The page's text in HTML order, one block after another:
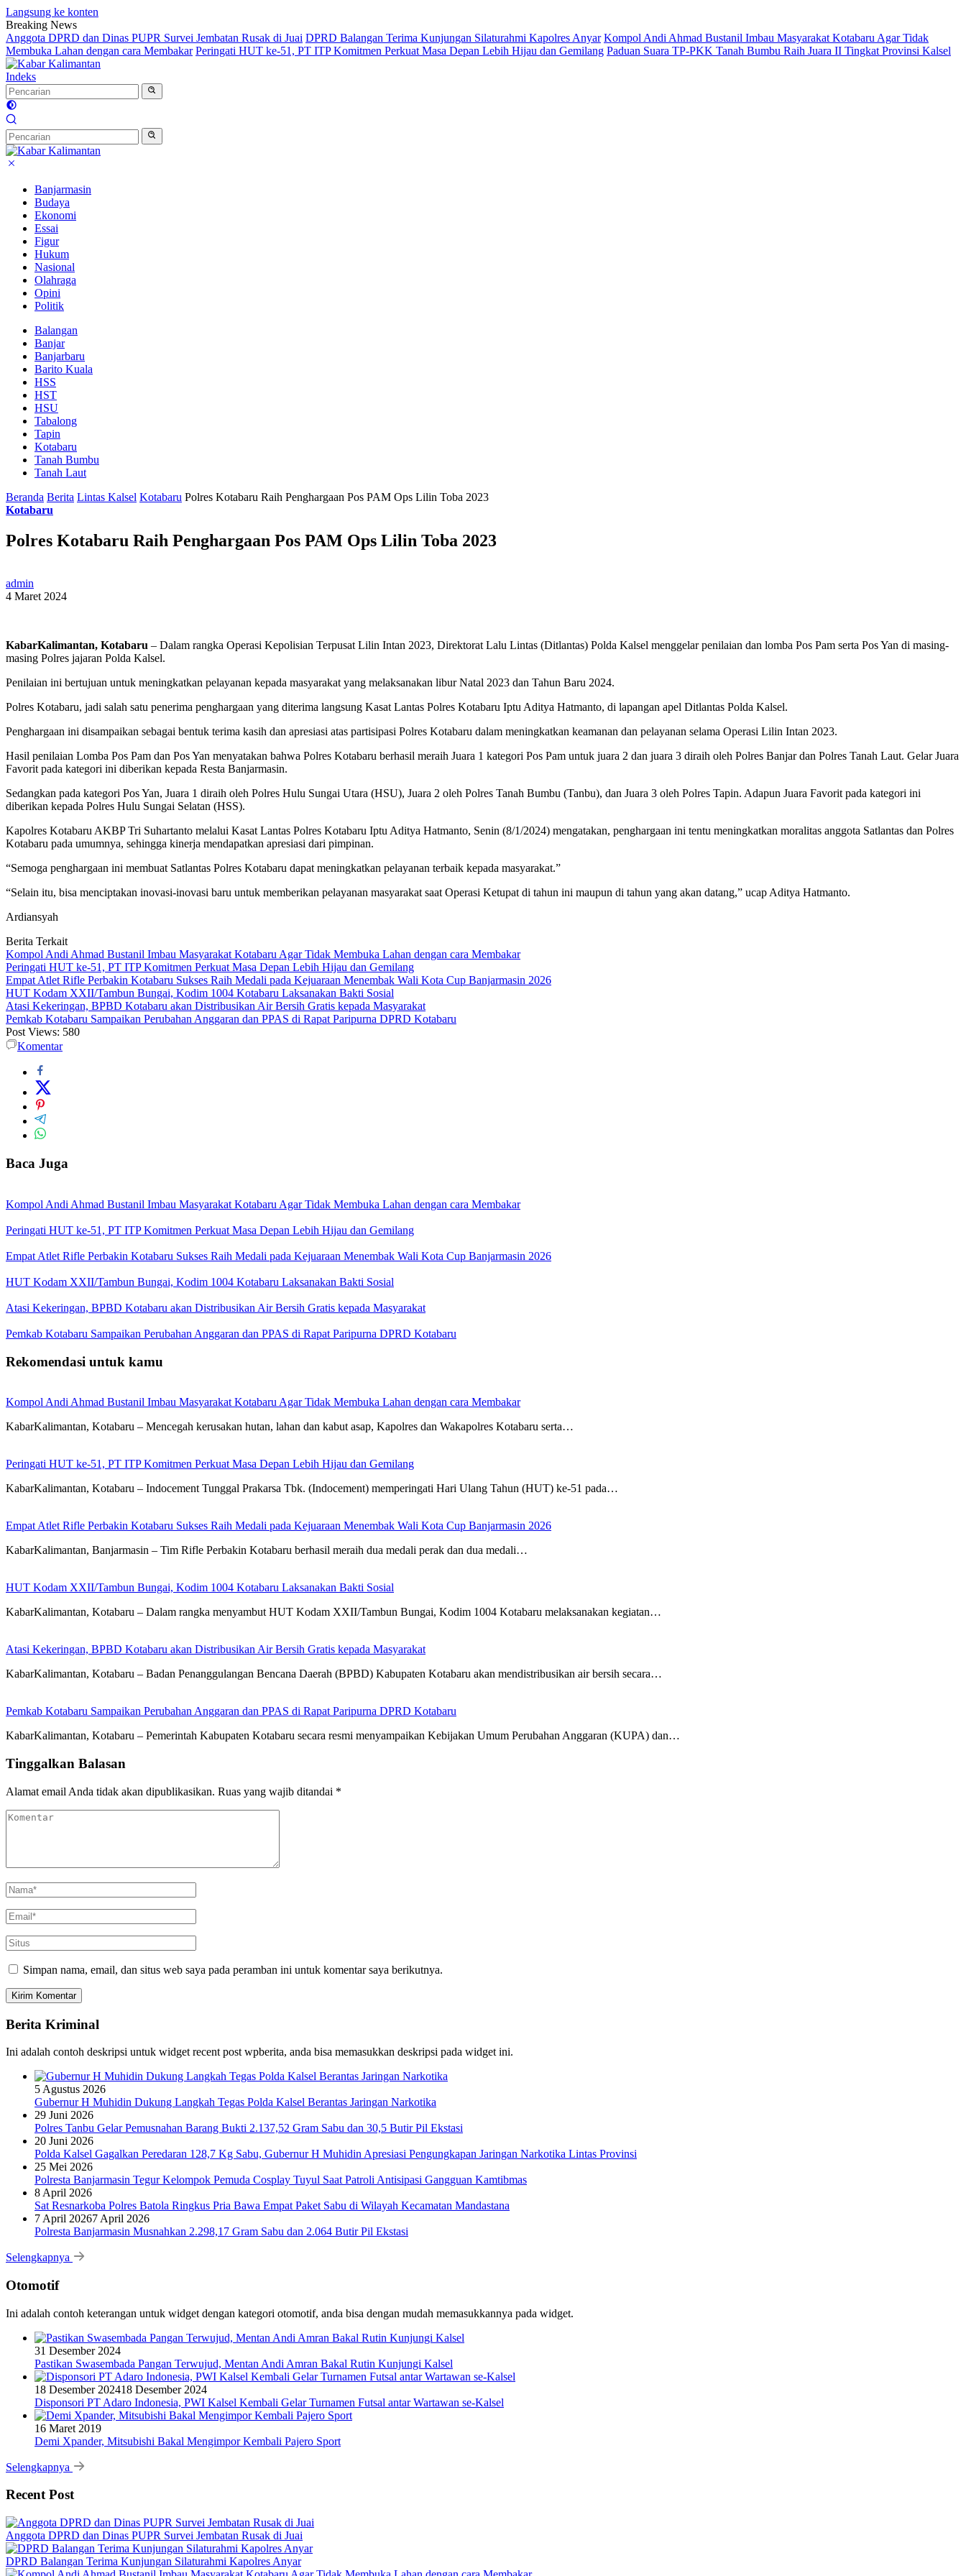
Langsung ke konten
Breaking News
Anggota DPRD dan Dinas PUPR Survei Jembatan Rusak di Juai DPRD Balangan Terima Kunjungan Silaturahmi Kapolres Anyar Kompol Andi Ahmad Bustanil Imbau Masyarakat Kotabaru Agar Tidak
Membuka Lahan dengan cara Membakar Peringati HUT ke-51, PT ITP Komitmen Perkuat Masa Depan Lebih Hijau dan Gemilang Paduan Suara TP-PKK Tanah Bumbu Raih Juara II Tingkat Provinsi Kalsel
Indeks
Banjarmasin
Budaya
Ekonomi
Essai
Figur
Hukum
Nasional
Olahraga
Opini
Politik
Balangan
Banjar
Banjarbaru
Barito Kuala
HSS
HST
HSU
Tabalong
Tapin
Kotabaru
Tanah Bumbu
Tanah Laut
Beranda Berita Lintas Kalsel Kotabaru Polres Kotabaru Raih Penghargaan Pos PAM Ops Lilin Toba 2023
Kotabaru
Polres Kotabaru Raih Penghargaan Pos PAM Ops Lilin Toba 2023
admin
4 Maret 2024
KabarKalimantan, Kotabaru – Dalam rangka Operasi Kepolisian Terpusat Lilin Intan 2023, Direktorat Lalu Lintas (Ditlantas) Polda Kalsel menggelar penilaian dan lomba Pos Pam serta Pos Yan di masing-
masing Polres jajaran Polda Kalsel.
Penilaian ini bertujuan untuk meningkatkan pelayanan kepada masyarakat yang melaksanakan libur Natal 2023 dan Tahun Baru 2024.
Polres Kotabaru, jadi salah satu penerima penghargaan yang diterima langsung Kasat Lantas Polres Kotabaru Iptu Aditya Hatmanto, di lapangan apel Ditlantas Polda Kalsel.
Penghargaan ini disampaikan sebagai bentuk terima kasih dan apresiasi atas partisipasi Polres Kotabaru dalam meningkatkan keamanan dan pelayanan selama Operasi Lilin Intan 2023.
Hasil penilaian Lomba Pos Pam dan Pos Yan menyatakan bahwa Polres Kotabaru berhasil meraih Juara 1 kategori Pos Pam untuk juara 2 dan juara 3 diraih oleh Polres Banjar dan Polres Tanah Laut. Gelar Juara
Favorit pada kategori ini diberikan kepada Resta Banjarmasin.
Sedangkan pada kategori Pos Yan, Juara 1 diraih oleh Polres Hulu Sungai Utara (HSU), Juara 2 oleh Polres Tanah Bumbu (Tanbu), dan Juara 3 oleh Polres Tapin. Adapun Juara Favorit pada kategori ini
diberikan kepada Polres Hulu Sungai Selatan (HSS).
Kapolres Kotabaru AKBP Tri Suhartanto melalui Kasat Lantas Polres Kotabaru Iptu Aditya Hatmanto, Senin (8/1/2024) mengatakan, penghargaan ini tentu meningkatkan moralitas anggota Satlantas dan Polres
Kotabaru pada umumnya, sehingga kinerja mendapatkan apresiasi dari pimpinan.
“Semoga penghargaan ini membuat Satlantas Polres Kotabaru dapat meningkatkan pelayanan terbaik kepada masyarakat.”
“Selain itu, bisa menciptakan inovasi-inovasi baru untuk memberikan pelayanan masyarakat saat Operasi Ketupat di tahun ini maupun di tahun yang akan datang,” ucap Aditya Hatmanto.
Ardiansyah
Berita Terkait
Kompol Andi Ahmad Bustanil Imbau Masyarakat Kotabaru Agar Tidak Membuka Lahan dengan cara Membakar
Peringati HUT ke-51, PT ITP Komitmen Perkuat Masa Depan Lebih Hijau dan Gemilang
Empat Atlet Rifle Perbakin Kotabaru Sukses Raih Medali pada Kejuaraan Menembak Wali Kota Cup Banjarmasin 2026
HUT Kodam XXII/Tambun Bungai, Kodim 1004 Kotabaru Laksanakan Bakti Sosial
Atasi Kekeringan, BPBD Kotabaru akan Distribusikan Air Bersih Gratis kepada Masyarakat
Pemkab Kotabaru Sampaikan Perubahan Anggaran dan PPAS di Rapat Paripurna DPRD Kotabaru
Post Views: 580
Komentar
Baca Juga
Kompol Andi Ahmad Bustanil Imbau Masyarakat Kotabaru Agar Tidak Membuka Lahan dengan cara Membakar
Peringati HUT ke-51, PT ITP Komitmen Perkuat Masa Depan Lebih Hijau dan Gemilang
Empat Atlet Rifle Perbakin Kotabaru Sukses Raih Medali pada Kejuaraan Menembak Wali Kota Cup Banjarmasin 2026
HUT Kodam XXII/Tambun Bungai, Kodim 1004 Kotabaru Laksanakan Bakti Sosial
Atasi Kekeringan, BPBD Kotabaru akan Distribusikan Air Bersih Gratis kepada Masyarakat
Pemkab Kotabaru Sampaikan Perubahan Anggaran dan PPAS di Rapat Paripurna DPRD Kotabaru
Rekomendasi untuk kamu
Kompol Andi Ahmad Bustanil Imbau Masyarakat Kotabaru Agar Tidak Membuka Lahan dengan cara Membakar
KabarKalimantan, Kotabaru – Mencegah kerusakan hutan, lahan dan kabut asap, Kapolres dan Wakapolres Kotabaru serta…
Peringati HUT ke-51, PT ITP Komitmen Perkuat Masa Depan Lebih Hijau dan Gemilang
KabarKalimantan, Kotabaru – Indocement Tunggal Prakarsa Tbk. (Indocement) memperingati Hari Ulang Tahun (HUT) ke-51 pada…
Empat Atlet Rifle Perbakin Kotabaru Sukses Raih Medali pada Kejuaraan Menembak Wali Kota Cup Banjarmasin 2026
KabarKalimantan, Banjarmasin – Tim Rifle Perbakin Kotabaru berhasil meraih dua medali perak dan dua medali…
HUT Kodam XXII/Tambun Bungai, Kodim 1004 Kotabaru Laksanakan Bakti Sosial
KabarKalimantan, Kotabaru – Dalam rangka menyambut HUT Kodam XXII/Tambun Bungai, Kodim 1004 Kotabaru melaksanakan kegiatan…
Atasi Kekeringan, BPBD Kotabaru akan Distribusikan Air Bersih Gratis kepada Masyarakat
KabarKalimantan, Kotabaru – Badan Penanggulangan Bencana Daerah (BPBD) Kabupaten Kotabaru akan mendistribusikan air bersih secara…
Pemkab Kotabaru Sampaikan Perubahan Anggaran dan PPAS di Rapat Paripurna DPRD Kotabaru
KabarKalimantan, Kotabaru – Pemerintah Kabupaten Kotabaru secara resmi menyampaikan Kebijakan Umum Perubahan Anggaran (KUPA) dan…
Tinggalkan Balasan
Alamat email Anda tidak akan dipublikasikan. Ruas yang wajib ditandai *
Simpan nama, email, dan situs web saya pada peramban ini untuk komentar saya berikutnya.
Berita Kriminal
Ini adalah contoh deskripsi untuk widget recent post wpberita, anda bisa memasukkan deskripsi pada widget ini.
5 Agustus 2026
Gubernur H Muhidin Dukung Langkah Tegas Polda Kalsel Berantas Jaringan Narkotika
29 Juni 2026
Polres Tanbu Gelar Pemusnahan Barang Bukti 2.137,52 Gram Sabu dan 30,5 Butir Pil Ekstasi
20 Juni 2026
Polda Kalsel Gagalkan Peredaran 128,7 Kg Sabu, Gubernur H Muhidin Apresiasi Pengungkapan Jaringan Narkotika Lintas Provinsi
25 Mei 2026
Polresta Banjarmasin Tegur Kelompok Pemuda Cosplay Tuyul Saat Patroli Antisipasi Gangguan Kamtibmas
8 April 2026
Sat Resnarkoba Polres Batola Ringkus Pria Bawa Empat Paket Sabu di Wilayah Kecamatan Mandastana
7 April 20267 April 2026
Polresta Banjarmasin Musnahkan 2.298,17 Gram Sabu dan 2.064 Butir Pil Ekstasi
Selengkapnya
Otomotif
Ini adalah contoh keterangan untuk widget dengan kategori otomotif, anda bisa dengan mudah memasukkannya pada widget.
31 Desember 2024
Pastikan Swasembada Pangan Terwujud, Mentan Andi Amran Bakal Rutin Kunjungi Kalsel
18 Desember 202418 Desember 2024
Disponsori PT Adaro Indonesia, PWI Kalsel Kembali Gelar Turnamen Futsal antar Wartawan se-Kalsel
16 Maret 2019
Demi Xpander, Mitsubishi Bakal Mengimpor Kembali Pajero Sport
Selengkapnya
Recent Post
Anggota DPRD dan Dinas PUPR Survei Jembatan Rusak di Juai
DPRD Balangan Terima Kunjungan Silaturahmi Kapolres Anyar